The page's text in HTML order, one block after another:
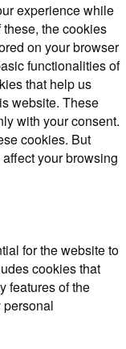
experience while
the cookies
on your browser
functionalities of
that help us
website. These
with your consent.
cookies. But
your browsing
for the website to
cookies that
features of the